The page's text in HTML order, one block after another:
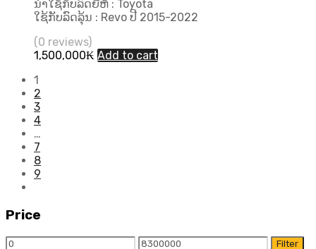
ນຳໃຊ້ກັບລົດຍີ່ຫໍ້ : Toyota
ໃຊ້ກັບລົດລຸ້ນ : Revo ປີ 2015-2022
(0 reviews)
1,500,000₭ Add to cart
1
2
3
4
…
7
8
9
Price
Min
Max
Filter